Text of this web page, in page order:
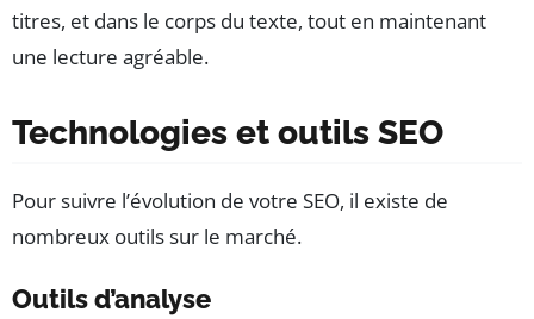
titres, et dans le corps du texte, tout en maintenant
une lecture agréable.
Technologies et outils SEO
Pour suivre l’évolution de votre SEO, il existe de
nombreux outils sur le marché.
Outils d’analyse